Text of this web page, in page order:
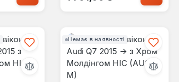
Немає в наявності